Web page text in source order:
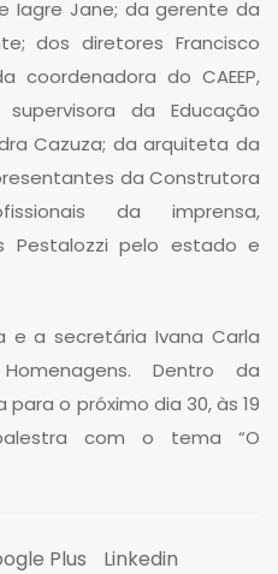
Iagre Jane; da gerente da
dos diretores Francisco
coordenadora do CAEEP,
da Educação
Cazuza; da arquiteta da
da Construtora
da imprensa,
Pestalozzi pelo estado e
e a secretária Ivana Carla
Dentro da
o próximo dia 30, às 19
com o tema “O
Plus Linkedin